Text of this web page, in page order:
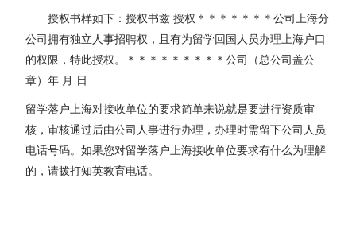
授权书样如下：授权书兹 授权＊＊＊＊＊＊＊公司上海分
公司拥有独立人事招聘权，且有为留学回国人员办理上海户口
的权限，特此授权。＊＊＊＊＊＊＊＊＊公司（总公司盖公
章）年 月 日
留学落户上海对接收单位的要求简单来说就是要进行资质审
核，审核通过后由公司人事进行办理，办理时需留下公司人员
电话号码。如果您对留学落户上海接收单位要求有什么为理解
的，请拨打知英教育电话。